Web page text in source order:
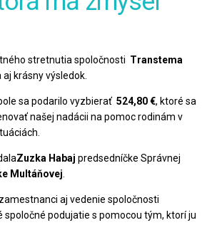
stretnutia spoločnosti Transtema
aj krásny výsledok.
sa podarilo vyzbierať 524,80 €, ktoré sa
našej nadácii na pomoc rodinám v
Zuzka Habaj predsedníčke Správnej
Multáňovej
aj vedenie spoločnosti
spoločné podujatie s pomocou tým, ktorí ju